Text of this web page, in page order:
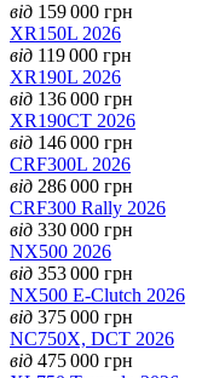
від 159 000 грн
XR150L 2026
від 119 000 грн
XR190L 2026
від 136 000 грн
XR190CT 2026
від 146 000 грн
CRF300L 2026
від 286 000 грн
CRF300 Rally 2026
від 330 000 грн
NX500 2026
від 353 000 грн
NX500 E-Clutch 2026
від 375 000 грн
NC750X, DCT 2026
від 475 000 грн